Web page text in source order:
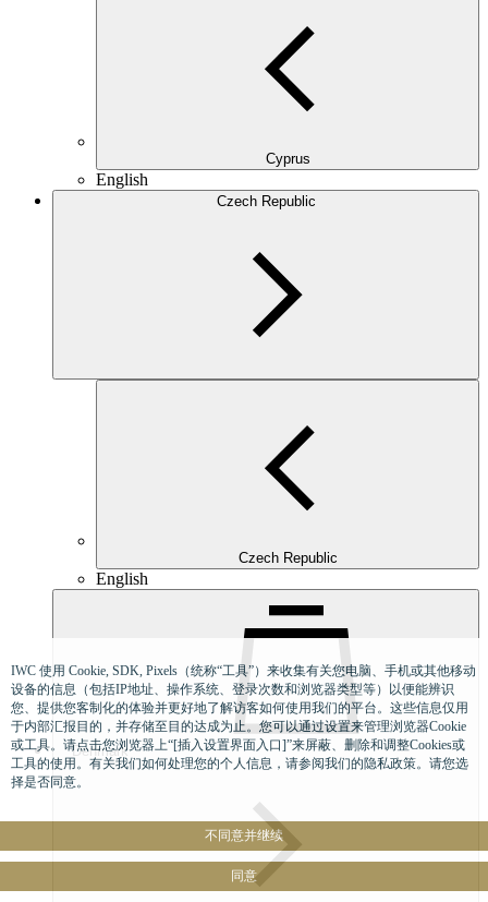
Cyprus
English
Czech Republic
Czech Republic
English
Denmark
IWC 使用 Cookie, SDK, Pixels（统称“工具”）来收集有关您电脑、手机或其他移动
设备的信息（包括IP地址、操作系统、登录次数和浏览器类型等）以便能辨识
您、提供您客制化的体验并更好地了解访客如何使用我们的平台。这些信息仅用
于内部汇报目的，并存储至目的达成为止。您可以通过设置来管理浏览器Cookie
或工具。请点击您浏览器上“[插入设置界面入口]”来屏蔽、删除和调整Cookies或
工具的使用。有关我们如何处理您的个人信息，请参阅我们的隐私政策。请您选
择是否同意。
不同意并继续
同意